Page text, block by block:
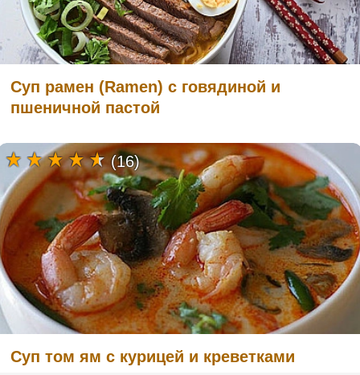
Суп рамен (Ramen) с говядиной и
пшеничной пастой
Суп том ям с курицей и креветками
(16)